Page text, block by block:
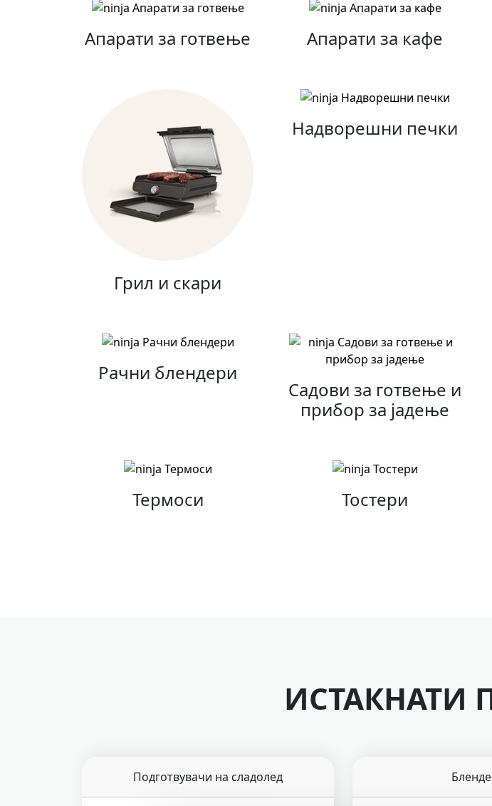
Апарати за готвење Апарати за кафе
Грил и скари
Надворешни печки
Рачни блендери
Садови за готвење и
прибор за јадење
Термоси Тостери
ИСТАКНАТИ
Подготвувачи на сладолед